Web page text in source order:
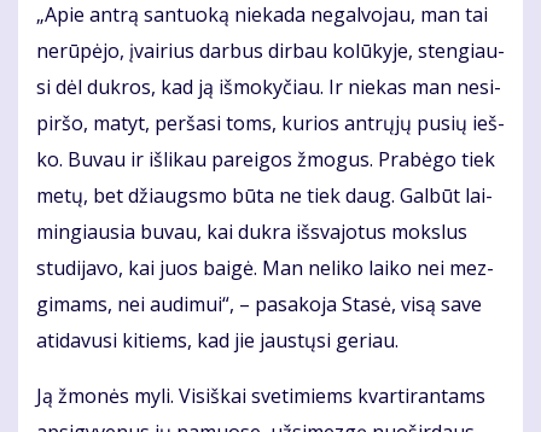
„Apie an­trą san­tuo­ką nie­ka­da ne­gal­vo­jau, man tai
ne­rū­pė­jo, įvai­rius dar­bus dir­bau ko­lū­ky­je, sten­giau­
si dėl duk­ros, kad ją iš­mo­ky­čiau. Ir nie­kas man ne­si­
pir­šo, ma­tyt, per­ša­si toms, ku­rios ant­rų­jų pu­sių ieš­
ko. Bu­vau ir iš­li­kau pa­rei­gos žmo­gus. Pra­bė­go tiek
me­tų, bet džiaugs­mo bū­ta ne tiek daug. Gal­būt lai­
min­giau­sia bu­vau, kai duk­ra iš­sva­jo­tus moks­lus
stu­di­ja­vo, kai juos bai­gė. Man ne­li­ko lai­ko nei mez­
gi­mams, nei au­di­mui“, – pa­sa­ko­ja Sta­sė, vi­są sa­ve
ati­da­vu­si ki­tiems, kad jie jaus­tų­si ge­riau.
Ją žmo­nės my­li. Vi­siš­kai sve­ti­miems kvar­ti­ran­tams